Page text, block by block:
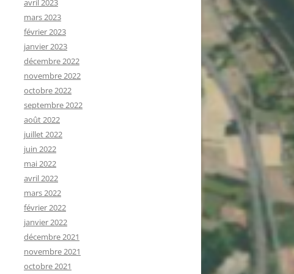
avril 2023
mars 2023
février 2023
janvier 2023
décembre 2022
novembre 2022
octobre 2022
septembre 2022
août 2022
juillet 2022
juin 2022
mai 2022
avril 2022
mars 2022
février 2022
janvier 2022
décembre 2021
novembre 2021
octobre 2021